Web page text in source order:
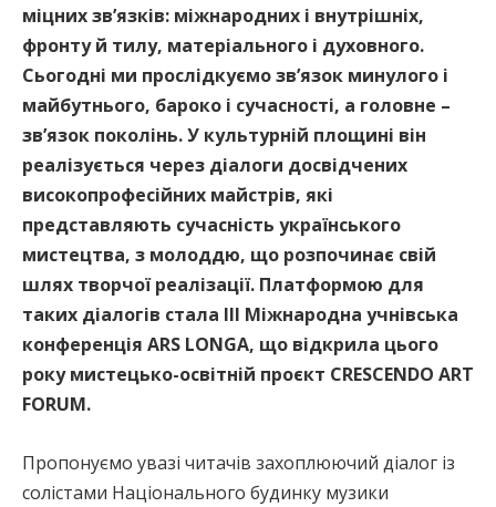
міцних зв’язків: міжнародних і внутрішніх,
фронту й тилу, матеріального і духовного.
Сьогодні ми прослідкуємо зв’язок минулого і
майбутнього, бароко і сучасності, а головне –
зв’язок поколінь. У культурній площині він
реалізується через діалоги досвідчених
високопрофесійних майстрів, які
представляють сучасність українського
мистецтва, з молоддю, що розпочинає свій
шлях творчої реалізації. Платформою для
таких діалогів стала ІІІ Міжнародна учнівська
конференція ARS LONGA, що відкрила цього
року мистецько-освітній проєкт CRESCENDO ART
FORUM.
Пропонуємо увазі читачів захоплюючий діалог із
солістами Національного будинку музики